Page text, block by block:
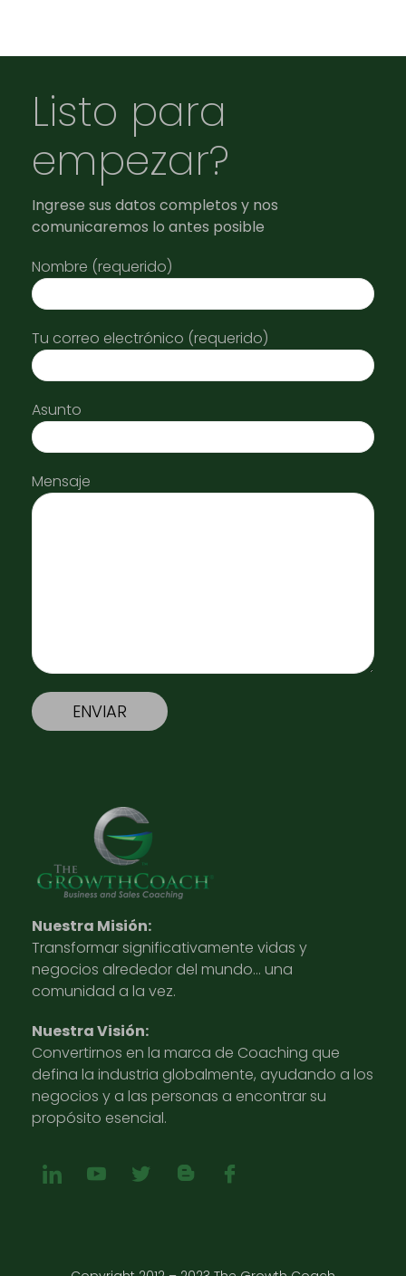
Listo para
empezar?
Ingrese sus datos completos y nos
comunicaremos lo antes posible
Nombre (requerido)
Tu correo electrónico (requerido)
Asunto
Mensaje
Nuestra Misión:
Transformar significativamente vidas y
negocios alrededor del mundo… una
comunidad a la vez.
Nuestra Visión:
Convertirnos en la marca de Coaching que
defina la industria globalmente, ayudando a los
negocios y a las personas a encontrar su
propósito esencial.